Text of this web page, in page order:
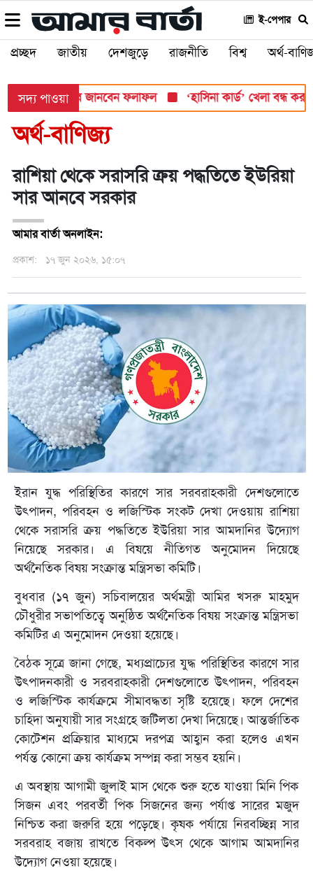
ই-পেপার
প্রচ্ছদ জাতীয় দেশজুড়ে রাজনীতি বিশ্ব অর্থ-
সদ্য পাওয়া
যেভাবে জানবেন ফলাফল ‘হাসিনা কার্ড’ খেলা বন্ধ করতে
অর্থ-বাণিজ্য
রাশিয়া থেকে সরাসরি ক্রয় পদ্ধতিতে ইউরিয়া
সার আনবে সরকার
আমার বার্তা অনলাইন:
প্রকাশ: ১৭ জুন ২০২৬, ১৫:০৭
ইরান যুদ্ধ পরিস্থিতির কারণে সার সরবরাহকারী দেশগুলোতে
উৎপাদন, পরিবহন ও লজিস্টিক সংকট দেখা দেওয়ায় রাশিয়া
থেকে সরাসরি ক্রয় পদ্ধতিতে ইউরিয়া সার আমদানির উদ্যোগ
নিয়েছে সরকার। এ বিষয়ে নীতিগত অনুমোদন দিয়েছে
অর্থনৈতিক বিষয় সংক্রান্ত মন্ত্রিসভা কমিটি।
বুধবার (১৭ জুন) সচিবালয়ের অর্থমন্ত্রী আমির খসরু মাহমুদ
চৌধুরীর সভাপতিত্বে অনুষ্ঠিত অর্থনৈতিক বিষয় সংক্রান্ত মন্ত্রিসভা
কমিটির এ অনুমোদন দেওয়া হয়েছে।
বৈঠক সূত্রে জানা গেছে, মধ্যপ্রাচ্যের যুদ্ধ পরিস্থিতির কারণে সার
উৎপাদনকারী ও সরবরাহকারী দেশগুলোতে উৎপাদন, পরিবহন
ও লজিস্টিক কার্যক্রমে সীমাবদ্ধতা সৃষ্টি হয়েছে। ফলে দেশের
চাহিদা অনুযায়ী সার সংগ্রহে জটিলতা দেখা দিয়েছে। আন্তর্জাতিক
কোটেশন প্রক্রিয়ার মাধ্যমে দরপত্র আহ্বান করা হলেও এখন
পর্যন্ত কোনো ক্রয় কার্যক্রম সম্পন্ন করা সম্ভব হয়নি।
এ অবস্থায় আগামী জুলাই মাস থেকে শুরু হতে যাওয়া মিনি পিক
সিজন এবং পরবর্তী পিক সিজনের জন্য পর্যাপ্ত সারের মজুদ
নিশ্চিত করা জরুরি হয়ে পড়েছে। কৃষক পর্যায়ে নিরবচ্ছিন্ন সার
সরবরাহ বজায় রাখতে বিকল্প উৎস থেকে আগাম আমদানির
উদ্যোগ নেওয়া হয়েছে।